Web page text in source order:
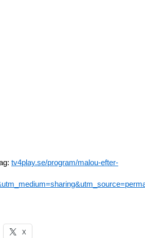
tv4play.se/program/malou-efter-
X